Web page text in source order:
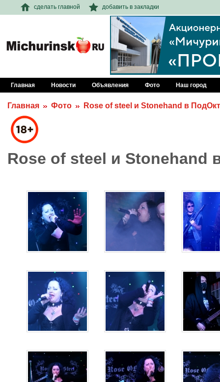
сделать главной добавить в закладки
Главная Новости Объявления Фото Наш город
Главная Фото Rose of steel и Stonehand в
Rose of steel и Stonehand